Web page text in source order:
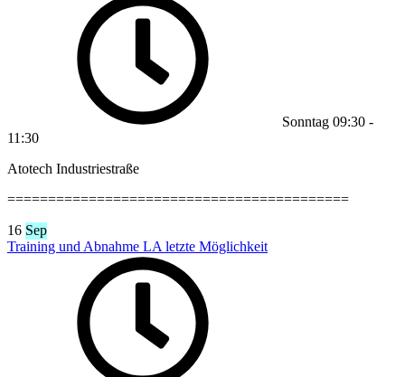
Sonntag 09:30 -
11:30
Atotech Industriestraße
==========================================
16 Sep
Training und Abnahme LA letzte Möglichkeit